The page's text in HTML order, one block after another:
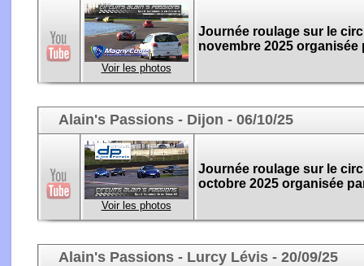
Voir les photos
Journée roulage sur le
novembre 2025
Alain's Passions - Dijon - 06/10/25
Voir les photos
Journée roulage sur le
octobre 2025 organisée
Alain's Passions - Lurcy Lévis - 20/09/25